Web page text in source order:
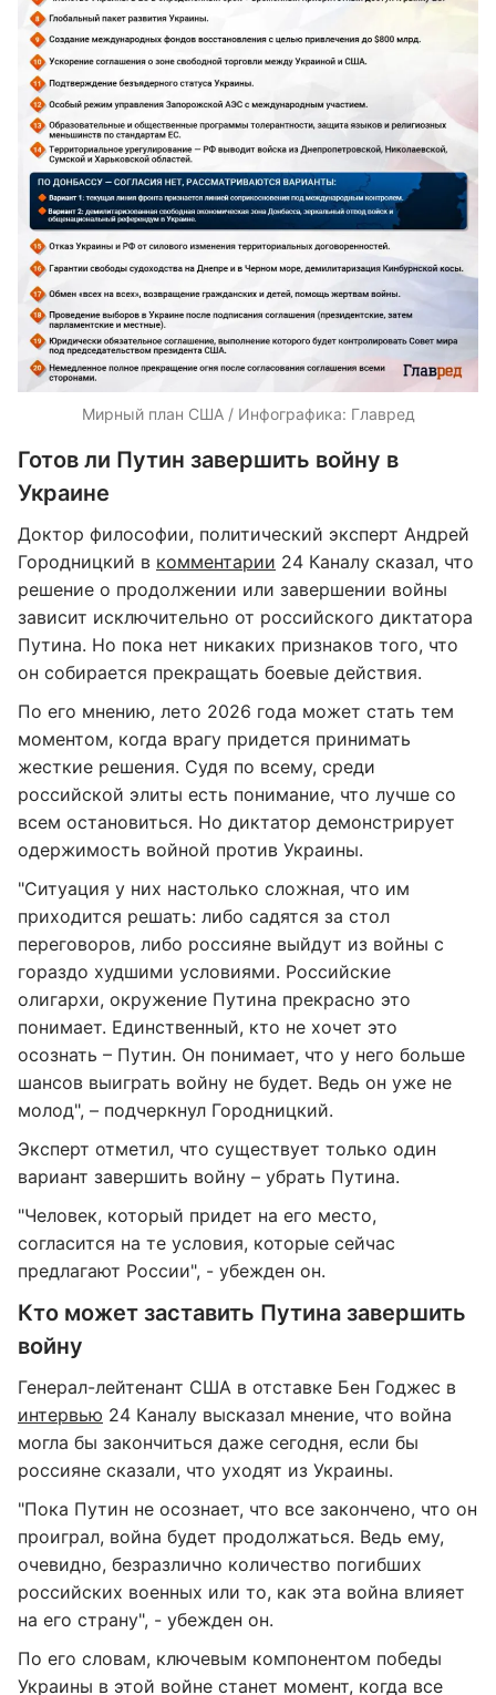
Мирный план США / Инфографика: Главред
Готов ли Путин завершить войну в
Украине
Доктор философии, политический эксперт Андрей
Городницкий в комментарии 24 Каналу сказал, что
решение о продолжении или завершении войны
зависит исключительно от российского диктатора
Путина. Но пока нет никаких признаков того, что
он собирается прекращать боевые действия.
По его мнению, лето 2026 года может стать тем
моментом, когда врагу придется принимать
жесткие решения. Судя по всему, среди
российской элиты есть понимание, что лучше со
всем остановиться. Но диктатор демонстрирует
одержимость войной против Украины.
"Ситуация у них настолько сложная, что им
приходится решать: либо садятся за стол
переговоров, либо россияне выйдут из войны с
гораздо худшими условиями. Российские
олигархи, окружение Путина прекрасно это
понимает. Единственный, кто не хочет это
осознать – Путин. Он понимает, что у него больше
шансов выиграть войну не будет. Ведь он уже не
молод", – подчеркнул Городницкий.
Эксперт отметил, что существует только один
вариант завершить войну – убрать Путина.
"Человек, который придет на его место,
согласится на те условия, которые сейчас
предлагают России", - убежден он.
Кто может заставить Путина завершить
войну
Генерал-лейтенант США в отставке Бен Годжес в
интервью 24 Каналу высказал мнение, что война
могла бы закончиться даже сегодня, если бы
россияне сказали, что уходят из Украины.
"Пока Путин не осознает, что все закончено, что он
проиграл, война будет продолжаться. Ведь ему,
очевидно, безразлично количество погибших
российских военных или то, как эта война влияет
на его страну", - убежден он.
По его словам, ключевым компонентом победы
Украины в этой войне станет момент, когда все